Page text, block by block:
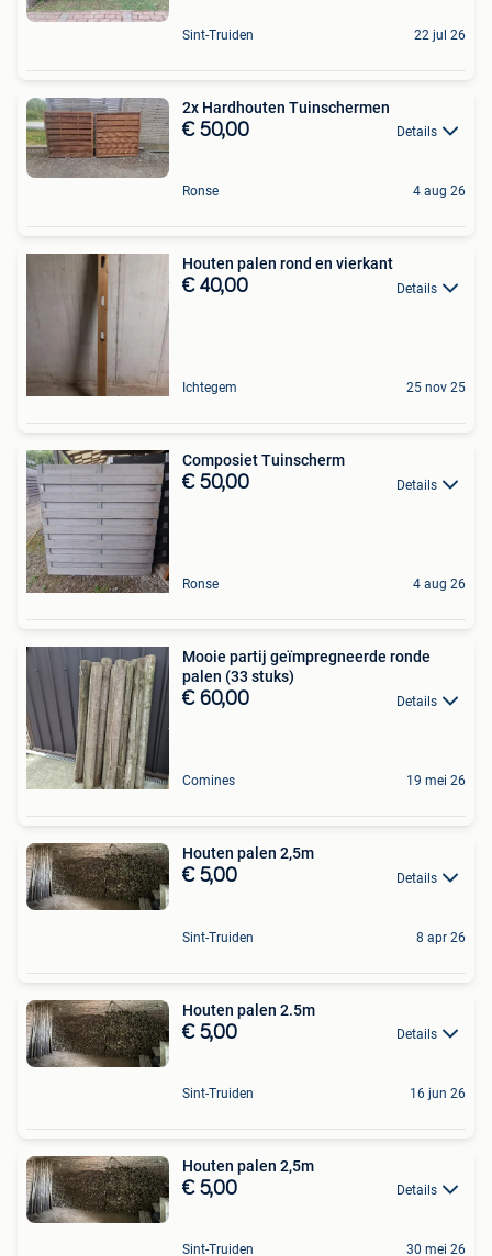
Sint-Truiden 22 jul 26
2x Hardhouten Tuinschermen
€ 50,00 Details
Ronse 4 aug 26
Houten palen rond en vierkant
€ 40,00 Details
Ichtegem 25 nov 25
Composiet Tuinscherm
€ 50,00 Details
Ronse 4 aug 26
Mooie partij geïmpregneerde ronde
palen (33 stuks)
€ 60,00 Details
Comines 19 mei 26
Houten palen 2,5m
€ 5,00 Details
Sint-Truiden 8 apr 26
Houten palen 2.5m
€ 5,00 Details
Sint-Truiden 16 jun 26
Houten palen 2,5m
€ 5,00 Details
Sint-Truiden 30 mei 26